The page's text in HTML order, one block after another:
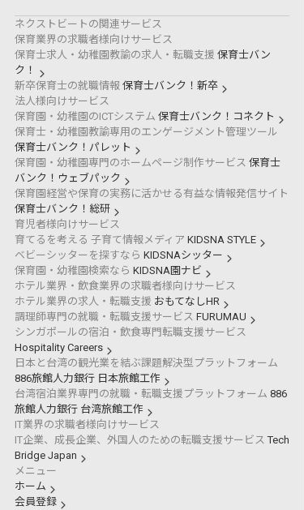
ネクストビートの関連サービス
保育業界の求職者様向けサービス
保育士求人・幼稚園教諭の求人・転職支援 保育士バン
ク！
新卒保育士の就職情報 保育士バンク！新卒
法人様向けサービス
保育園・幼稚園のICTシステム 保育士バンク！コネクト
保育士・幼稚園教諭専用のエンゲージメント管理ツール
保育士バンク！パレット
保育園・幼稚園専門のホームページ制作サービス 保育士
バンク！ウェブパック
保育園経営や保育の実務に活かせる有益な情報発信サイト
保育士バンク！総研
育児者様向けサービス
育てるを考える 子育て情報メディア KIDSNA STYLE
ベビーシッターを探すなら KIDSNAシッター
保育園・幼稚園検索なら KIDSNA園ナビ
ホテル業界・飲食業界の求職者様向けサービス
ホテル業界の求人・転職支援 おもてなしHR
調理師専門の就職・転職支援サービス FURUMAU
シンガポールの宿泊・飲食専門転職支援サービス
Hospitality Careers
日本と台湾の観光業を結ぶ課題解決型プラットフォーム
886旅館人力銀行 日本旅館工作
台湾宿泊業界専門の就職・転職支援プラットフォーム 886
旅館人力銀行 台湾旅館工作
IT業界の求職者様向けサービス
IT企業、成長企業、外国人のための転職支援サービス Tech
Bridge Japan
メニュー
ホーム
会員登録